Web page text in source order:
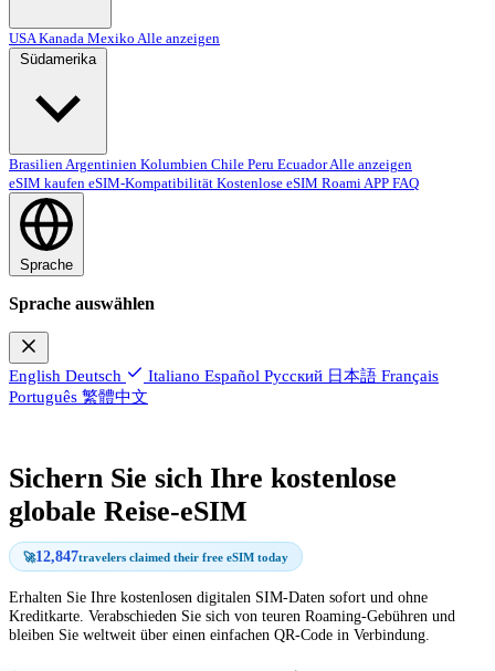
USAKanada Mexiko Alle anzeigen
Südamerika
BrasilienArgentinien Kolumbien Chile Peru EcuadorAlle anzeigen
eSIM kaufen eSIM-Kompatibilität Kostenlose eSIM Roami APP FAQ
Sprache
Sprache auswählen
English Deutsch Italiano Español Русский 日本語 Français
Português 繁體中文
Sichern Sie sich Ihre kostenlose
globale Reise-eSIM
🚀12,847travelers claimed their free eSIM today
Erhalten Sie Ihre kostenlosen digitalen SIM-Daten sofort und ohne
Kreditkarte. Verabschieden Sie sich von teuren Roaming-Gebühren und
bleiben Sie weltweit über einen einfachen QR-Code in Verbindung.